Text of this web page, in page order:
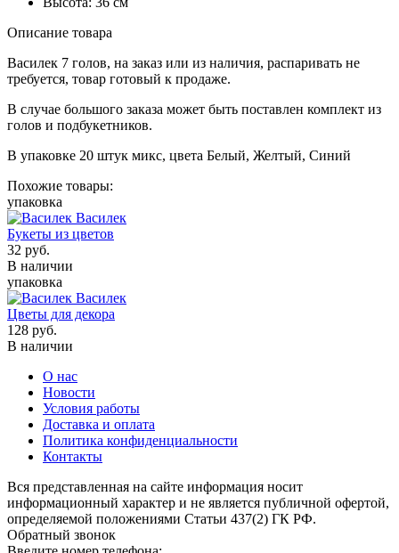
Описание товара
Василек 7 голов, на заказ или из наличия, распаривать не
требуется, товар готовый к продаже.
В случае большого заказа может быть поставлен комплект из
голов и подбукетников.
В упаковке 20 штук микс, цвета Белый, Желтый, Синий
Похожие товары:
упаковка
Василек
Букеты из цветов
32 руб.
В наличии
упаковка
Василек
Цветы для декора
128 руб.
В наличии
О нас
Новости
Условия работы
Доставка и оплата
Политика конфиденциальности
Контакты
Вся представленная на сайте информация носит
информационный характер и не является публичной офертой,
определяемой положениями Статьи 437(2) ГК РФ.
Обратный звонок